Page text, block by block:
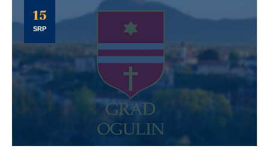
15
SRP